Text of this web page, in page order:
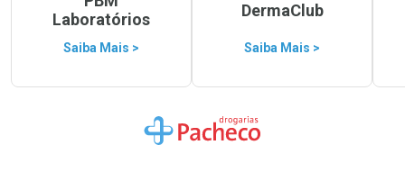
Laboratórios
Saiba Mais >
DermaClub
Saiba Mais >
Ir para a Home